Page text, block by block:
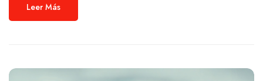
Leer Más